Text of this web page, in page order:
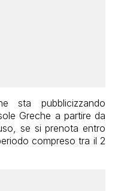
sta pubblicizzando
Greche a partire da
se si prenota entro
compreso tra il 2